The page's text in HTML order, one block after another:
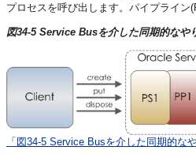
プロセスを呼び出します。パイプライ
図34-5 Service Busを介した同期的なや
「図34-5 Service Busを介した同期的な